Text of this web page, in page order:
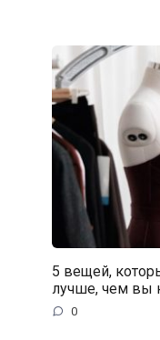
5 вещей,
лучше, чем вы
0